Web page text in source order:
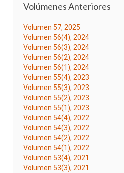
Volúmenes Anteriores
Volumen 57, 2025
Volumen 56(4), 2024
Volumen 56(3), 2024
Volumen 56(2), 2024
Volumen 56(1), 2024
Volumen 55(4), 2023
Volumen 55(3), 2023
Volumen 55(2), 2023
Volumen 55(1), 2023
Volumen 54(4), 2022
Volumen 54(3), 2022
Volumen 54(2), 2022
Volumen 54(1), 2022
Volumen 53(4), 2021
Volumen 53(3), 2021